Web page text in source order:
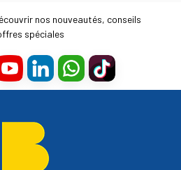
nos nouveautés, conseils
spéciales